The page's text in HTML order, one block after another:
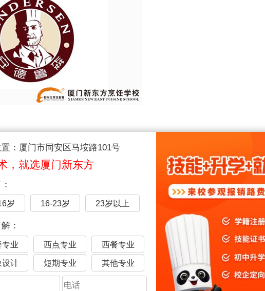
：厦门市同安区马垵路101号
，就选厦门新东方
岁 16-23岁 23岁以上
：
专业 西点专业 西餐专业
设计 短期专业 其他专业
厦门学厨师 厦门烹饪学校